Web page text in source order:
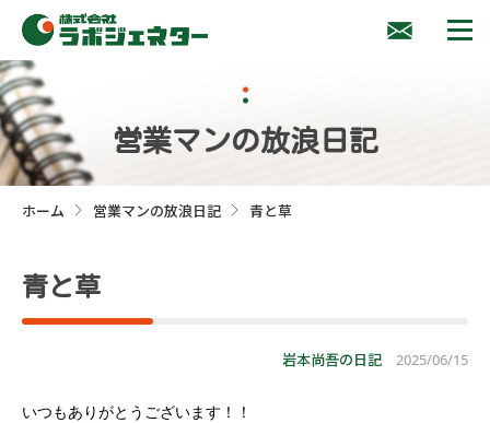
営業マンの放浪日記
ホーム >営業マンの放浪日記 >
青と草
青と草
岩本尚吾の日記 2025/06/15
いつもありがとうございます！！